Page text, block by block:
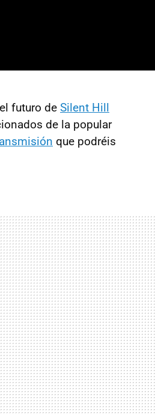
futuro de Silent Hill
de la popular
que podréis